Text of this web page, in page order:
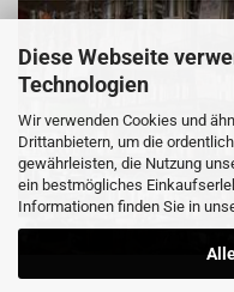
Diese Webseite
Technologien
Wir verwenden Cookies und
Drittanbietern, um die
gewährleisten, die Nutzung
ein bestmögliches
Informationen finden Sie in